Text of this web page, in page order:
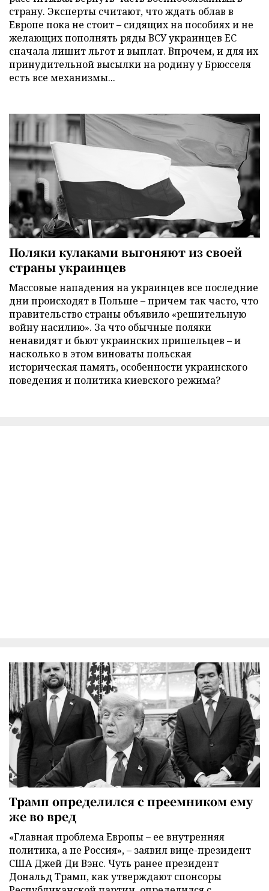
страну. Эксперты считают, что ждать облав в
Европе пока не стоит – сидящих на пособиях и не
желающих пополнять ряды ВСУ украинцев ЕС
сначала лишит льгот и выплат. Впрочем, и для их
принудительной высылки на родину у Брюсселя
есть все механизмы...
Поляки кулаками выгоняют из своей
страны украинцев
Массовые нападения на украинцев все последние
дни происходят в Польше – причем так часто, что
правительство страны объявило «решительную
войну насилию». За что обычные поляки
ненавидят и бьют украинских пришельцев – и
насколько в этом виноваты польская
историческая память, особенности украинского
поведения и политика киевского режима?
Трамп определился с преемником ему
же во вред
«Главная проблема Европы – ее внутренняя
политика, а не Россия», – заявил вице-президент
США Джей Ди Вэнс. Чуть ранее президент
Дональд Трамп, как утверждают спонсоры